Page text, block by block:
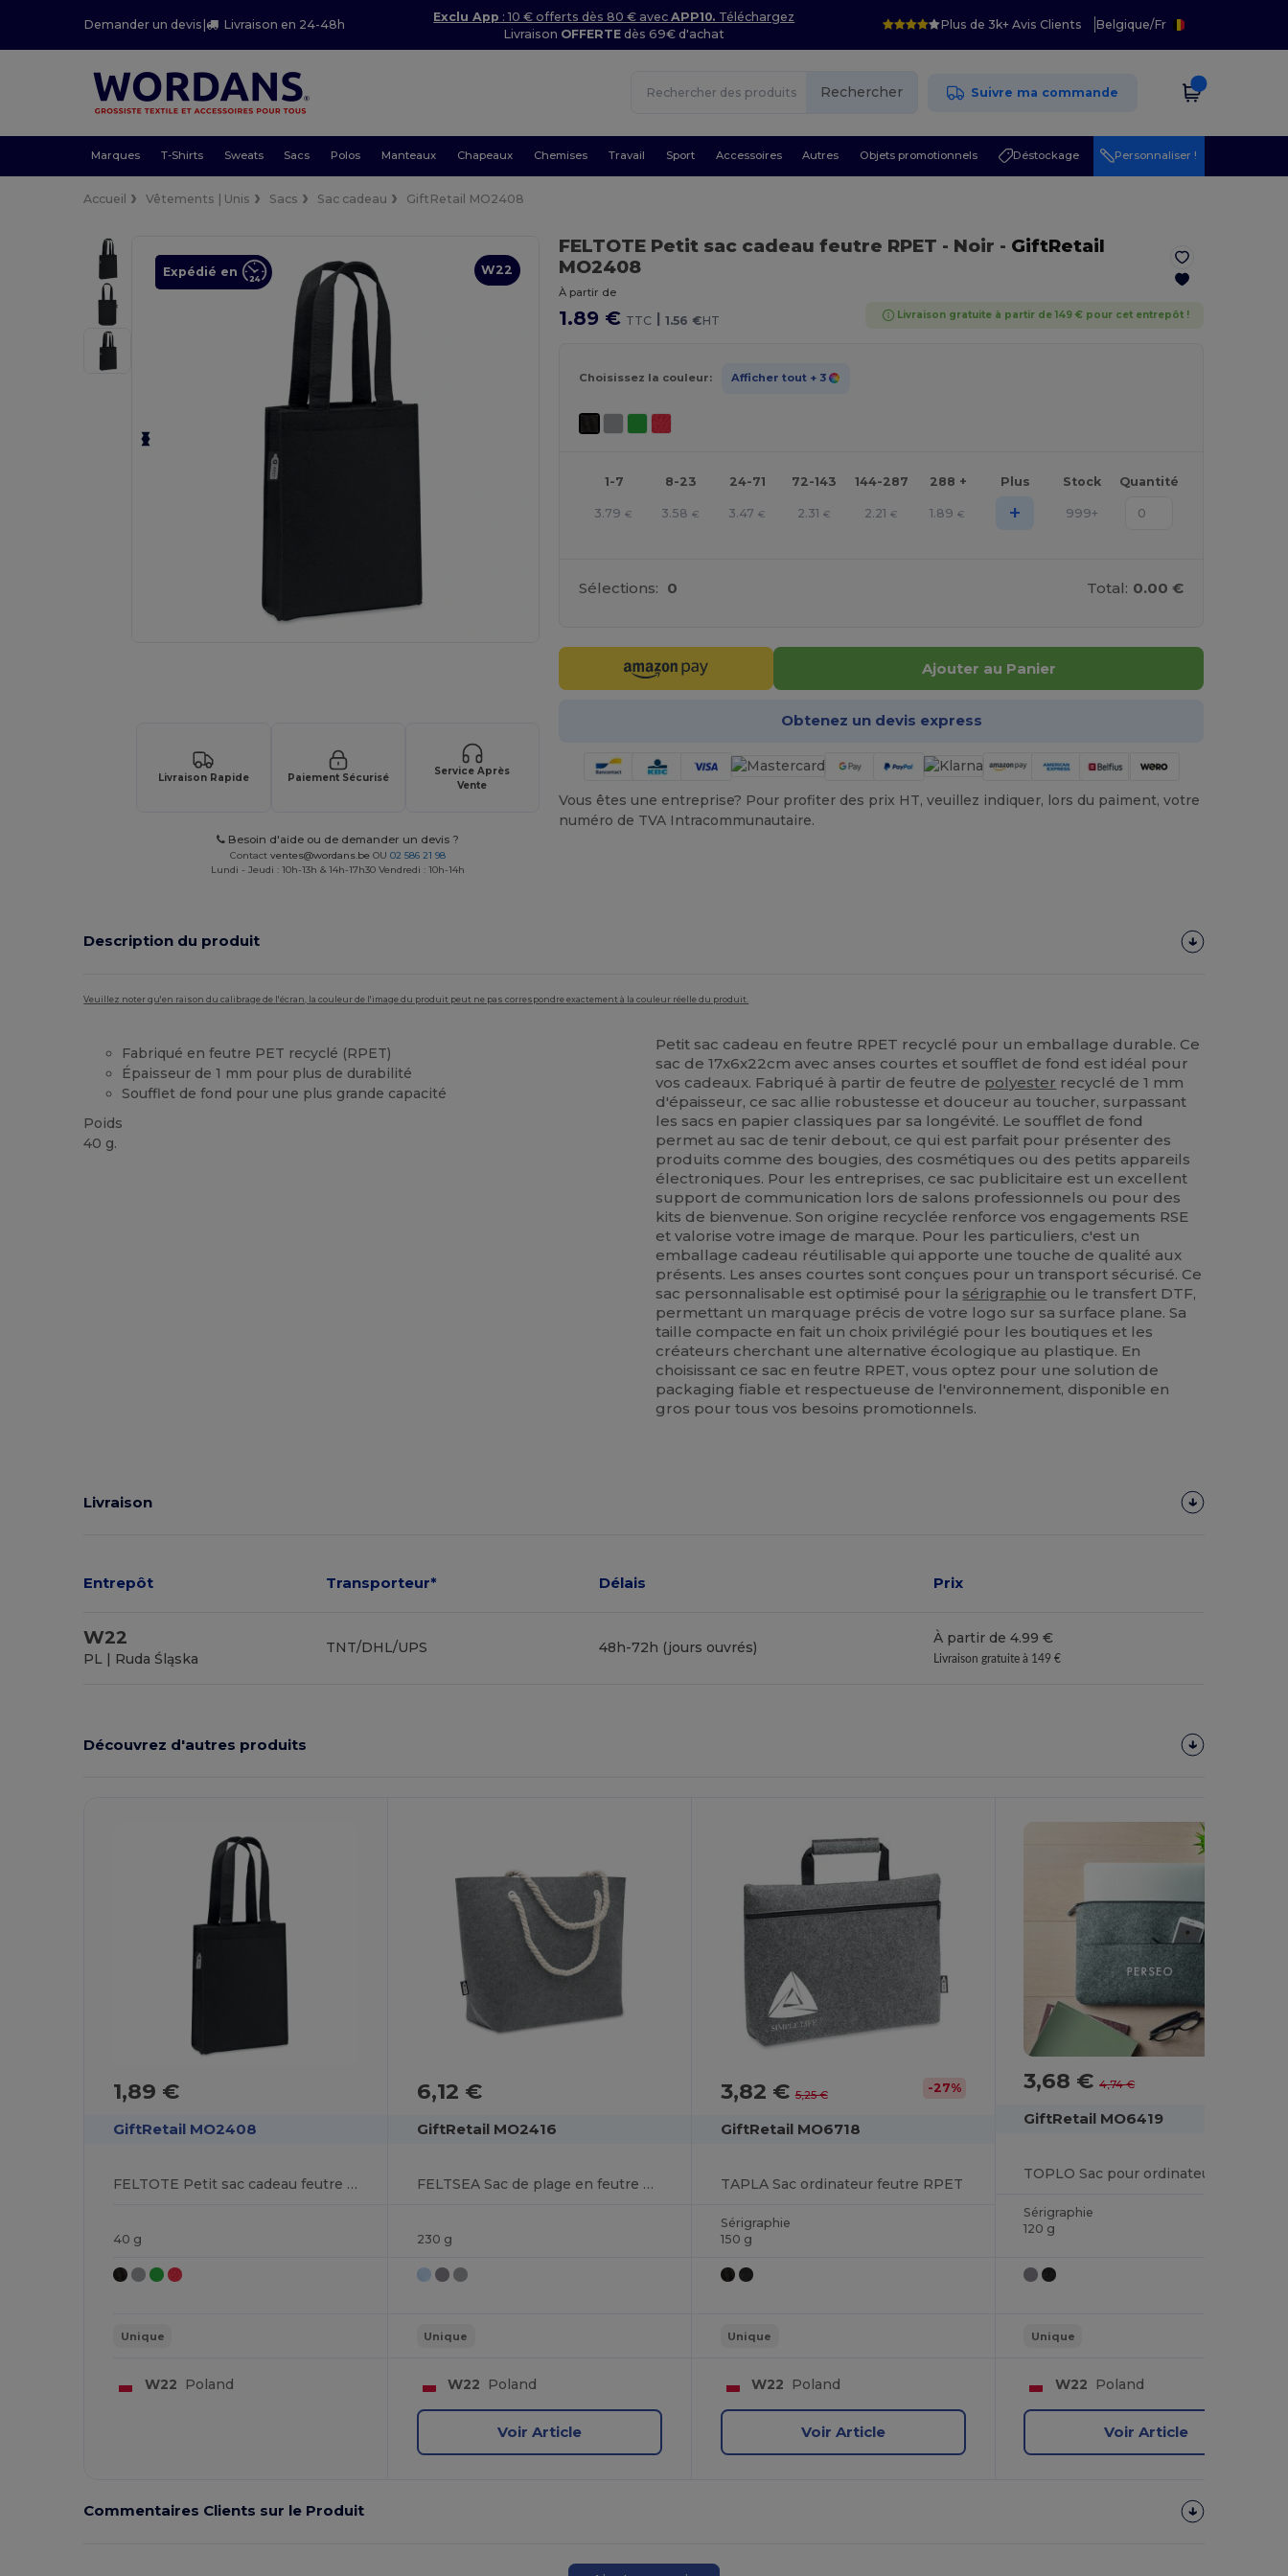
Demander un devis | Livraison en 24-48h
Exclu App : 10 € offerts dès 80 € avecAPP10. Téléchargez
Livraison OFFERTE dès 69€ d'achat
Plus de 3k+ Avis Clients Belgique/Fr
Rechercher Suivre ma commande
Marques T-Shirts Sweats Sacs Polos Manteaux Chapeaux Chemises Travail Sport Accessoires Autres Objets promotionnels Déstockage Personnaliser !
Accueil Vêtements | Unis Sacs Sac cadeau GiftRetail MO2408
W22
Expédié en
Livraison Rapide Paiement Sécurisé
Service Après
Vente
Besoin d'aide ou de demander un devis ?
Contactventes@wordans.be OU02 586 21 98
Lundi - Jeudi : 10h-13h & 14h-17h30 Vendredi : 10h-14h
FELTOTE Petit sac cadeau feutre RPET - Noir - GiftRetail
MO2408
À partir de
1.89 € TTC | 1.56 €HT Livraison gratuite à partir de 149 € pour cet entrepôt !
Choisissez la couleur: Afficher tout + 3
1-7 8-23 24-71 72-143 144-287 288 + Plus Stock Quantité
3.79 € 3.58 € 3.47 € 2.31 € 2.21 € 1.89 € + 999+
Sélections: 0 Total: 0.00 €
Ajouter au Panier
Obtenez un devis express
Vous êtes une entreprise? Pour profiter des prix HT, veuillez indiquer, lors du paiment, votre
numéro de TVA Intracommunautaire.
Description du produit
Veuillez noter qu'en raison du calibrage de l'écran, la couleur de l'image du produit peut ne pas correspondre exactement à la couleur réelle du produit.
Fabriqué en feutre PET recyclé (RPET)
Épaisseur de 1 mm pour plus de durabilité
Soufflet de fond pour une plus grande capacité
Poids
40 g.
Petit sac cadeau en feutre RPET recyclé pour un emballage durable. Ce
sac de 17x6x22cm avec anses courtes et soufflet de fond est idéal pour
vos cadeaux. Fabriqué à partir de feutre de polyester recyclé de 1 mm
d'épaisseur, ce sac allie robustesse et douceur au toucher, surpassant
les sacs en papier classiques par sa longévité. Le soufflet de fond
permet au sac de tenir debout, ce qui est parfait pour présenter des
produits comme des bougies, des cosmétiques ou des petits appareils
électroniques. Pour les entreprises, ce sac publicitaire est un excellent
support de communication lors de salons professionnels ou pour des
kits de bienvenue. Son origine recyclée renforce vos engagements RSE
et valorise votre image de marque. Pour les particuliers, c'est un
emballage cadeau réutilisable qui apporte une touche de qualité aux
présents. Les anses courtes sont conçues pour un transport sécurisé. Ce
sac personnalisable est optimisé pour la sérigraphie ou le transfert DTF,
permettant un marquage précis de votre logo sur sa surface plane. Sa
taille compacte en fait un choix privilégié pour les boutiques et les
créateurs cherchant une alternative écologique au plastique. En
choisissant ce sac en feutre RPET, vous optez pour une solution de
packaging fiable et respectueuse de l'environnement, disponible en
gros pour tous vos besoins promotionnels.
Livraison
Entrepôt Transporteur* Délais Prix
W22
PL | Ruda Śląska
TNT/DHL/UPS 48h-72h (jours ouvrés)
À partir de 4.99 €
Livraison gratuite à 149 €
Découvrez d'autres produits
Personnalisez-
1,89 €
GiftRetail MO2408
FELTOTE Petit sac cadeau feutre RPET
40 g
Unique
W22 Poland
6,12 €
GiftRetail MO2416
FELTSEA Sac de plage en feutre RPET
230 g
Unique
W22 Poland
Voir Article
3,82 €5,25 € -27%
GiftRetail MO6718
TAPLA Sac ordinateur feutre RPET
Sérigraphie
150 g
Unique
W22 Poland
Voir Article
3,68 €4,74 €
GiftRetail MO6419
Sérigraphie
120 g
Unique
W22 Poland
Voir Article
Commentaires Clients sur le Produit